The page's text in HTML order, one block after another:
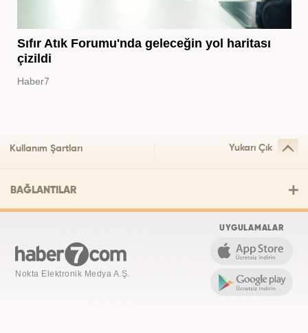
Sıfır Atık Forumu'nda geleceğin yol haritası
çizildi
Haber7
Kullanım Şartları Yukarı Çık
BAĞLANTILAR
Nokta Elektronik Medya A.Ş.
UYGULAMALAR